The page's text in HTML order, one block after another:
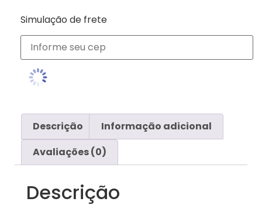
Simulação de frete
Descrição
Informação adicional
Avaliações (0)
Descrição